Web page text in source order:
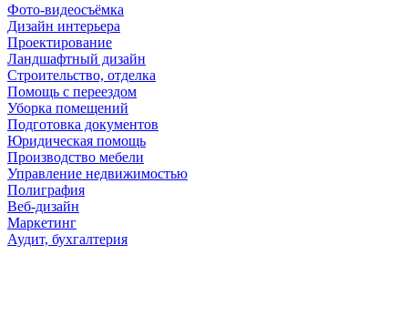
Фото-видеосъёмка
Дизайн интерьера
Проектирование
Ландшафтный дизайн
Строительство, отделка
Помощь с переездом
Уборка помещений
Подготовка документов
Юридическая помощь
Производство мебели
Управление недвижимостью
Полиграфия
Веб-дизайн
Маркетинг
Аудит, бухгалтерия